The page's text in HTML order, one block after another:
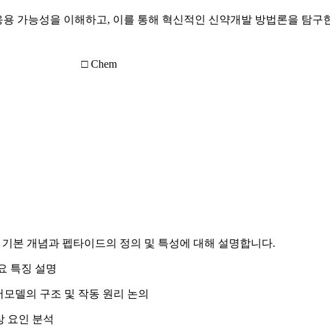
가능성을 이해하고, 이를 통해 혁신적인 신약개발 방법론을 탐구
□ Chem
본 개념과 펩타이드의 정의 및 특성에 대해 설명합니다.
특징 설명
델의 구조 및 작동 원리 논의
요인 분석